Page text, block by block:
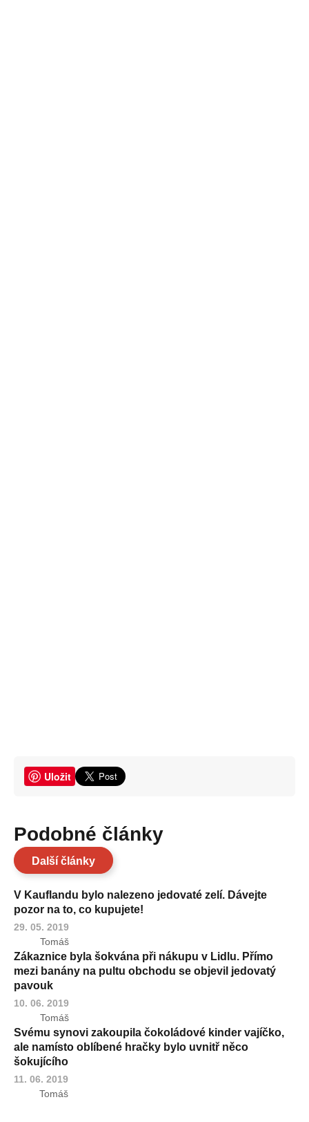
Uložit
Podobné články
Další články
V Kauflandu bylo nalezeno jedovaté zelí. Dávejte
pozor na to, co kupujete!
29. 05. 2019
Tomáš
Zákaznice byla šokvána při nákupu v Lidlu. Přímo
mezi banány na pultu obchodu se objevil jedovatý
pavouk
10. 06. 2019
Tomáš
Svému synovi zakoupila čokoládové kinder vajíčko,
ale namísto oblíbené hračky bylo uvnitř něco
šokujícího
11. 06. 2019
Tomáš